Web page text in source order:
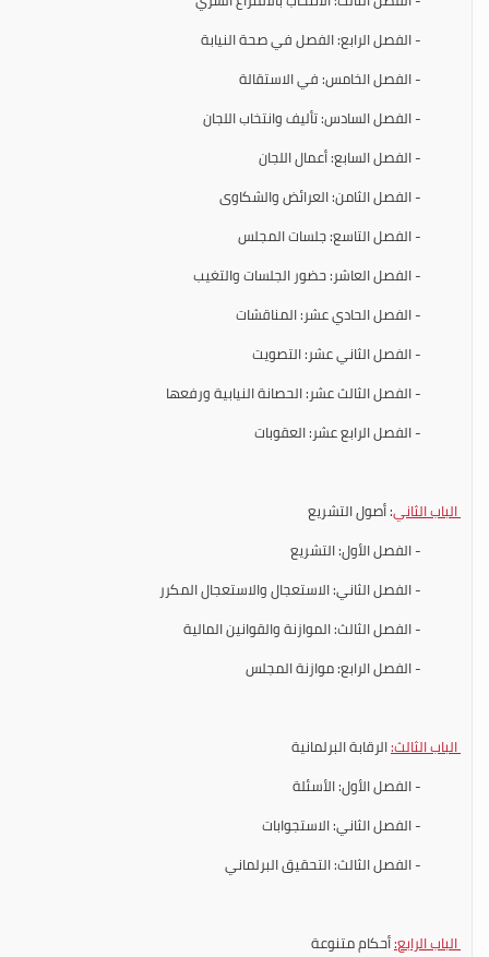
- الفصل الرابع: الفصل في صحة النيابة
- الفصل الخامس: في الاستقالة
- الفصل السادس: تأليف وانتخاب اللجان
- الفصل السابع: أعمال اللجان
- الفصل الثامن: العرائض والشكاوى
- الفصل التاسع: جلسات المجلس
- الفصل العاشر: حضور الجلسات والتغيب
- الفصل الحادي عشر: المناقشات
- الفصل الثاني عشر: التصويت
- الفصل الثالث عشر: الحصانة النيابية ورفعها
- الفصل الرابع عشر: العقوبات
الباب الثاني: أصول التشريع
- الفصل الأول: التشريع
- الفصل الثاني: الاستعجال والاستعجال المكرر
- الفصل الثالث: الموازنة والقوانين المالية
- الفصل الرابع: موازنة المجلس
الباب الثالث:الرقابة البرلمانية
- الفصل الأول: الأسئلة
- الفصل الثاني: الاستجوابات
- الفصل الثالث: التحقيق البرلماني
الباب الرابع:أحكام متنوعة